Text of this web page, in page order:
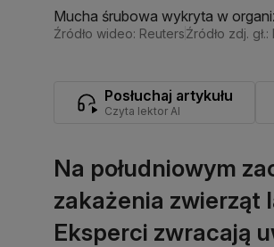
Mucha śrubowa wykryta w
Źródło wideo: ReutersŹródło zdj.
Posłuchaj artykułu
Czyta lektor AI
Na południowym
zakażenia zwierząt
Eksperci zwracają